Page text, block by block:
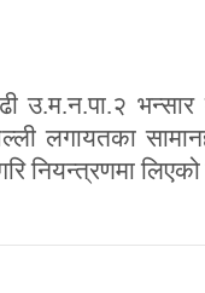
उ.म.न.पा.२
लगायतका
नियन्त्रणमा लिएको